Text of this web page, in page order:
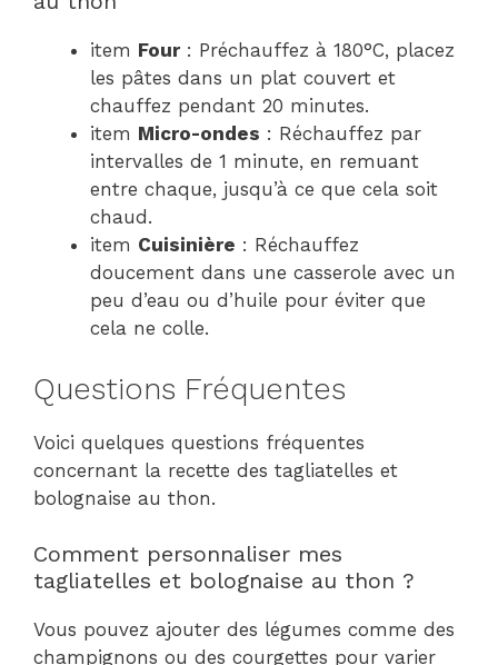
item Four: Préchauffez à 180°C, placez
les pâtes dans un plat couvert et
chauffez pendant 20 minutes.
item Micro-ondes : Réchauffez par
intervalles de 1 minute, en remuant
entre chaque, jusqu’à ce que cela soit
chaud.
item Cuisinière : Réchauffez
doucement dans une casserole avec un
peu d’eau ou d’huile pour éviter que
cela ne colle.
Questions Fréquentes
Voici quelques questions fréquentes
concernant la recette des tagliatelles et
bolognaise au thon.
Comment personnaliser mes
tagliatelles et bolognaise au thon ?
Vous pouvez ajouter des légumes comme des
champignons ou des courgettes pour varier